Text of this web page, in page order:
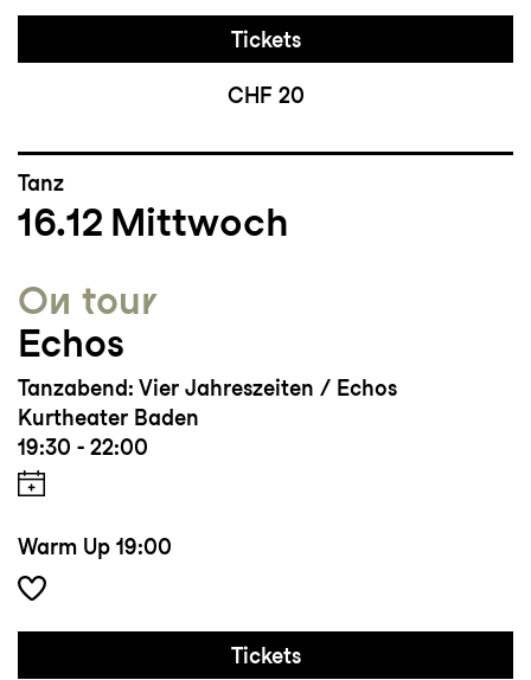
Tickets
CHF 20
Tanz
16.12 Mittwoch
On tour
Echos
Tanzabend: Vier Jahreszeiten / Echos
Kurtheater Baden
19:30 - 22:00
Warm Up 19:00
Tickets